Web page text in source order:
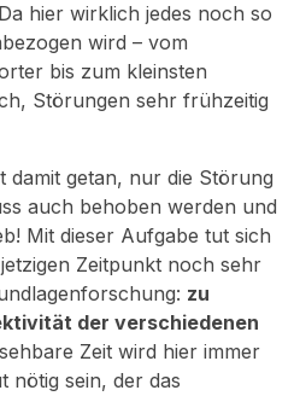
hier wirklich jedes noch so
wird – vom
bis zum kleinsten
Störungen sehr frühzeitig
damit getan, nur die Störung
auch behoben werden und
Mit dieser Aufgabe tut sich
Zeitpunkt noch sehr
zu
der verschiedenen
Zeit wird hier immer
nötig sein, der das